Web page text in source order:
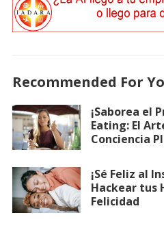
Recommended For
¡Saborea el
Eating: El
Conciencia
¡Sé Feliz al
Hackear tus
Felicidad